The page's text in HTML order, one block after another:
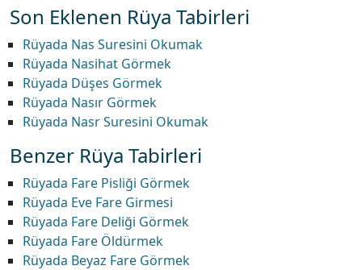
Son Eklenen Rüya Tabirleri
Rüyada Nas Suresini Okumak
Rüyada Nasihat Görmek
Rüyada Düşes Görmek
Rüyada Nasır Görmek
Rüyada Nasr Suresini Okumak
Benzer Rüya Tabirleri
Rüyada Fare Pisliği Görmek
Rüyada Eve Fare Girmesi
Rüyada Fare Deliği Görmek
Rüyada Fare Öldürmek
Rüyada Beyaz Fare Görmek